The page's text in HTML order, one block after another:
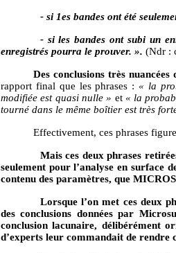
- si 1es bandes ont été
- si les bandes ont subi un
enregistrés pourra le prouver. ». (Ndr :
Des conclusions très nuancées
rapport final que les phrases :« la
modifiée est quasi nulle » et« la
tourné dans le même boîtier est très
Effectivement, ces phrases
Mais ces deux phrases
seulement pour l’analyse en surface
contenu des paramètres, que
Lorsque l’on met ces deux
des conclusions données par
conclusion lacunaire, délibérément
d’experts leur commandait de rendre